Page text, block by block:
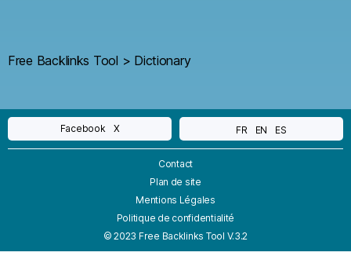
Free Backlinks Tool > Dictionary
Facebook X FR EN ES
© 2023 Free Backlinks Tool V.3.2
Contact
Plan de site
Mentions Légales
Politique de confidentialité